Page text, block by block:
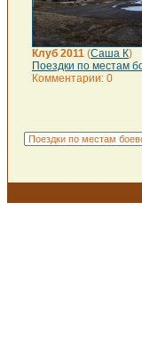
Клуб 2011 (Саша К)
Поездки по местам
Комментарии: 0